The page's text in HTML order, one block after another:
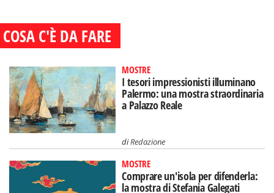
COSA C'È DA FARE
MOSTRE
I tesori impressionisti illuminano
Palermo: una mostra straordinaria
a Palazzo Reale
diRedazione
MOSTRE
Comprare un'isola per difenderla:
la mostra di Stefania Galegati